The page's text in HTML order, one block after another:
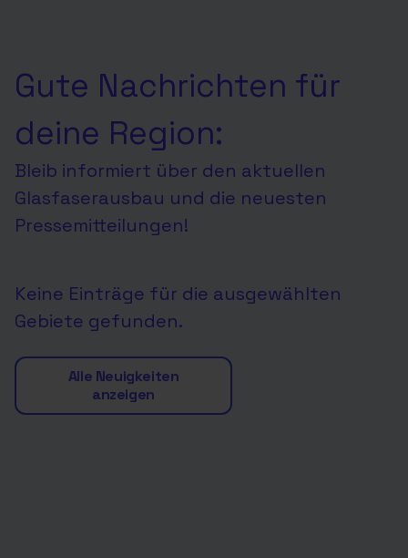
Gute Nachrichten für
deine Region:
Bleib informiert über den aktuellen
Glasfaserausbau und die neuesten
Pressemitteilungen!
Keine Einträge für die ausgewählten
Gebiete gefunden.
Alle Neuigkeiten
anzeigen